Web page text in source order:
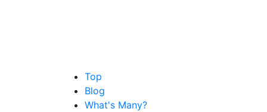
Top
Blog
What's Many?